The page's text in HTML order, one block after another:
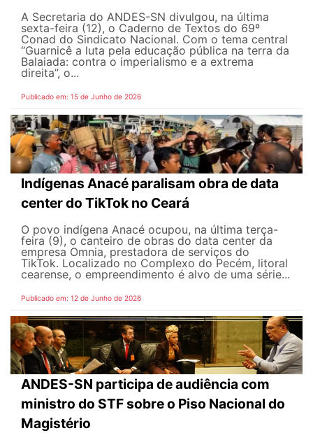
A Secretaria do ANDES-SN divulgou, na última
sexta-feira (12), o Caderno de Textos do 69º
Conad do Sindicato Nacional. Com o tema central
“Guarnicê a luta pela educação pública na terra da
Balaiada: contra o imperialismo e a extrema
direita”, o...
Publicado em: 15 de Junho de 2026
Indígenas Anacé paralisam obra de data
center do TikTok no Ceará
O povo indígena Anacé ocupou, na última terça-
feira (9), o canteiro de obras do data center da
empresa Omnia, prestadora de serviços do
TikTok. Localizado no Complexo do Pecém, litoral
cearense, o empreendimento é alvo de uma série...
Publicado em: 12 de Junho de 2026
ANDES-SN participa de audiência com
ministro do STF sobre o Piso Nacional do
Magistério